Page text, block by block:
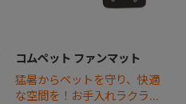
コムペット ファンマット
猛暑からペットを守り、快適
な空間を！お手入れラクラク